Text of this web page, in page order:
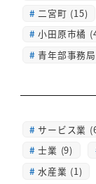
二宮町 (15)
小田原市橘
青年部事務
サービス業
士業 (9)
水産業 (1)